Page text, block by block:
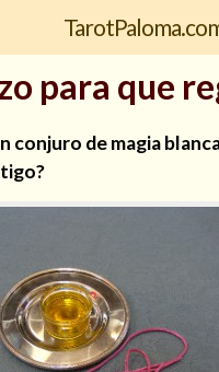
más sobre mí
para que
conjuro de magia